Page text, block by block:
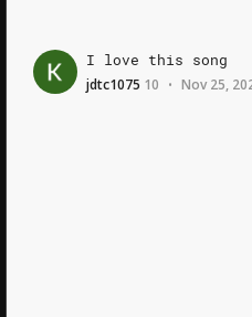
I love this song
jdtc1075 10 • Nov 25,